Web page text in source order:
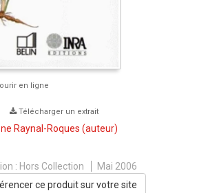
en ligne
Télécharger un extrait
Raynal-Roques (auteur)
: Hors Collection
Mai 2006
ce produit sur votre site